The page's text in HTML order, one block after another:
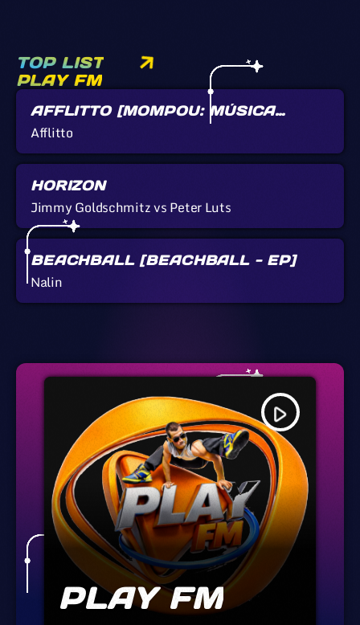
TOP LIST
PLAY FM
AFFLITTO [MOMPOU: MÚSICA
CALLADA]
Afflitto
HORIZON
Jimmy Goldschmitz vs Peter Luts
BEACHBALL [BEACHBALL - EP]
Nalin
play_arrow
PLAY FM